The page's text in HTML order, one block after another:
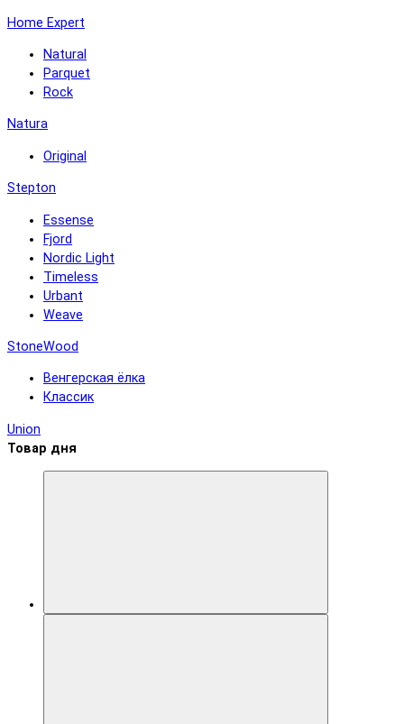
Home Expert
Natural
Parquet
Rock
Natura
Original
Stepton
Essense
Fjord
Nordic Light
Timeless
Urbant
Weave
StoneWood
Венгерская ёлка
Классик
Union
Товар дня